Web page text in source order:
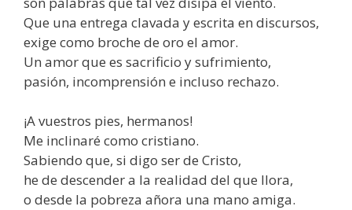
Que una entrega clavada y escrita en discursos,
exige como broche de oro el amor.
Un amor que es sacrificio y sufrimiento,
pasión, incomprensión e incluso rechazo.
¡A vuestros pies, hermanos!
Me inclinaré como cristiano.
Sabiendo que, si digo ser de Cristo,
he de descender a la realidad del que llora,
o desde la pobreza añora una mano amiga.